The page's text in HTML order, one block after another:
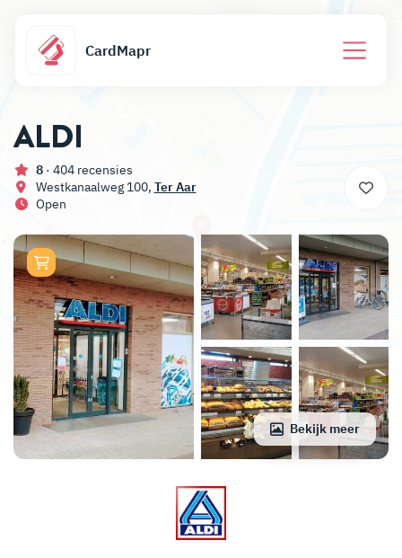
CardMapr
ALDI
8 · 404 recensies
Westkanaalweg 100, Ter Aar
Open
Bekijk meer